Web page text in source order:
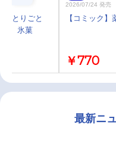
ひとりごと
猫 氷菓
2026/07/24 発売
【コミック
￥770
最新ニ